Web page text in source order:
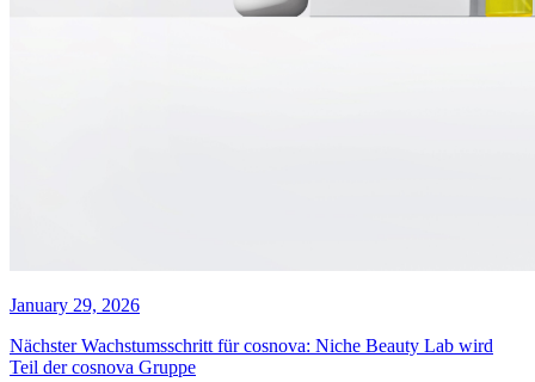
January 29, 2026
Nächster Wachstumsschritt für cosnova: Niche Beauty Lab wird
Teil der cosnova Gruppe